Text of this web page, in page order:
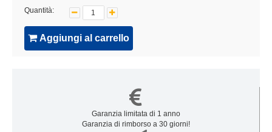
Quantità:
Aggiungi al carrello
Garanzia limitata di 1 anno
Garanzia di rimborso a 30 giorni!